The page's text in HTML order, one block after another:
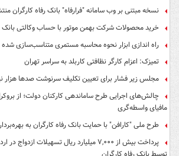
نسخه مبتنی بر وب سامانه "فرارفاه" بانک رفاه کارگران
خرید محصولات شرکت بهمن موتور با حساب وکالتی بانک
راه اندازی ابزار نحوه محاسبه مستمری متناسب‌سازی
تمیزک: اعزام کارگر نظافتی کاربلد به سراسر تهران
مجلس زیر فشار برای تعیین تکلیف سرنوشت صدها هزار
چالش‌های اجرایی طرح ساماندهی کارکنان دولت؛ از
مافیای واسطه‌گری
طرح ملی "کارافن" با حمایت بانک رفاه کارگران به
پرداخت بیش از ۷,۰۰۰ میلیارد ریال تسهیلات
توسط بانک رفاه کارگران